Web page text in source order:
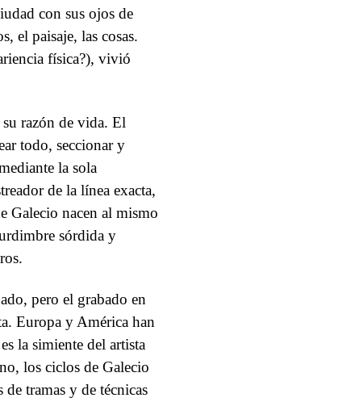
con sus ojos de
el paisaje, las cosas.
física?), vivió
razón de vida. El
todo, seccionar y
la sola
de la línea exacta,
Galecio nacen al mismo
sórdida y
pero el grabado en
Europa y América han
la simiente del artista
los ciclos de Galecio
tramas y de técnicas